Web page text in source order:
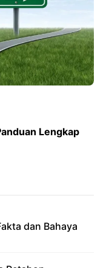
Lengkap
dan Bahaya